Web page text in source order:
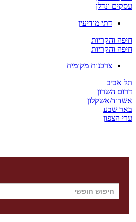
עסקים ונדלן
דתי מודיעין
חיפה והקריות
חיפה והקריות
צרכנות מקומית
תל אביב
דרום השרון
אשדוד/אשקלון
באר שבע
ערי הצפון